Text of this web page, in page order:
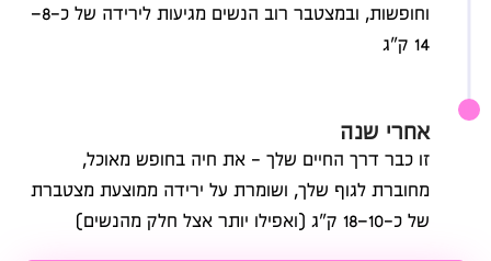
וחופשות, ובמצטבר רוב הנשים מגיעות לירידה של כ-8–
14 ק״ג
אחרי שנה
זו כבר דרך החיים שלך - את חיה בחופש מאוכל,
מחוברת לגוף שלך, ושומרת על ירידה ממוצעת מצטברת
של כ-10–18 ק״ג (ואפילו יותר אצל חלק מהנשים)